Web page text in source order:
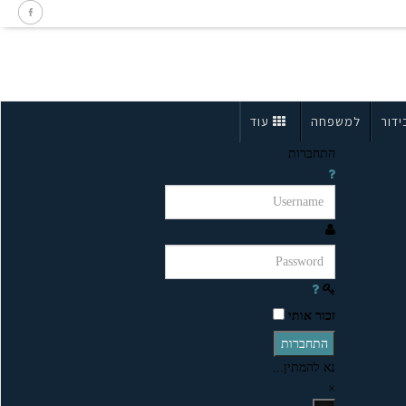
למשפחה עוד
התחברות
זכור אותי
התחברות
נא להמתין...
×